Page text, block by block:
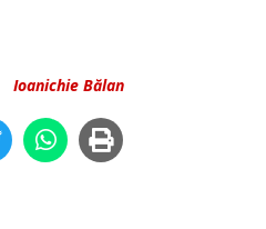
Ioanichie Bălan